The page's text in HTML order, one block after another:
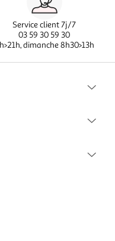
Service client 7j/7
03 59 30 59 30
dimanche 8h30>13h